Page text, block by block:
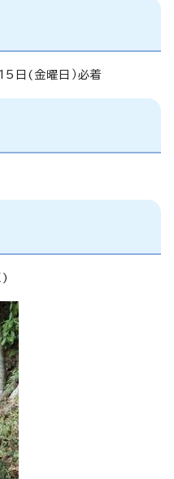
日(金曜日）必着
)